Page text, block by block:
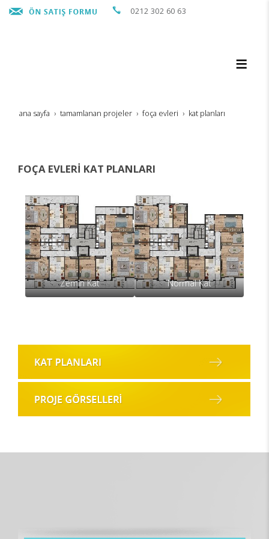
0212 302 60 63
ana sayfa tamamlanan projeler foça evleri̇ kat planlari
FOÇA EVLERİ KAT PLANLARI
Zemi̇n Kat Normal Kat